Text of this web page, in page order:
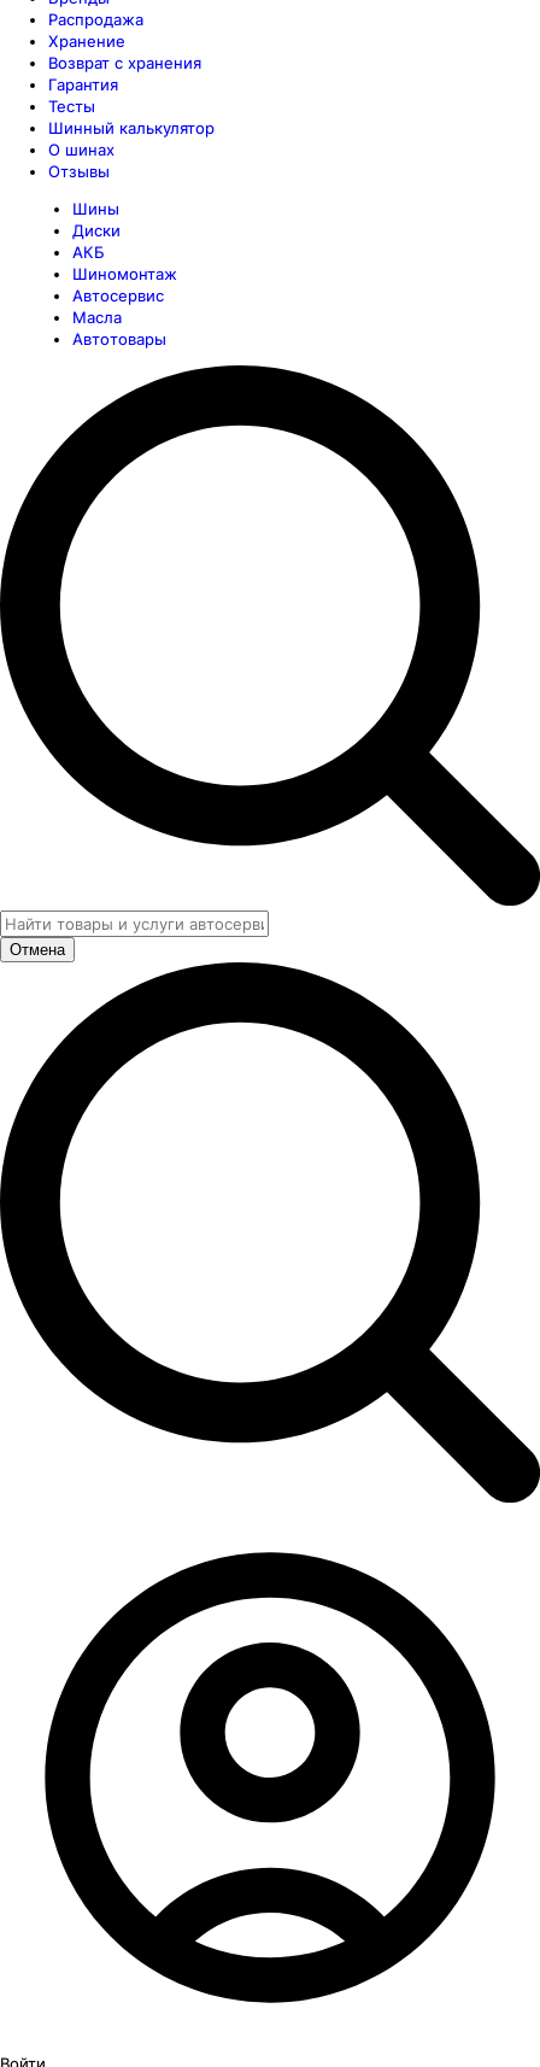
Распродажа
Хранение
Возврат с хранения
Гарантия
Тесты
Шинный калькулятор
О шинах
Отзывы
Шины
Диски
АКБ
Шиномонтаж
Автосервис
Масла
Автотовары
Отмена